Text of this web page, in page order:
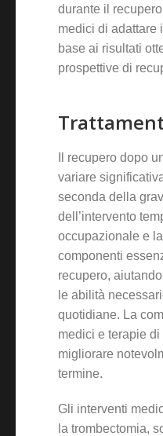
durante il
medici di adattare
base ai risultati
prospettive di
Il recupero dopo
variare
seconda della
dell’intervento
occupazionale e
componenti
recupero,
le abilità
quotidiane. La
medici e terapie
migliorare
termine.
Gli interventi
la trombectomia,